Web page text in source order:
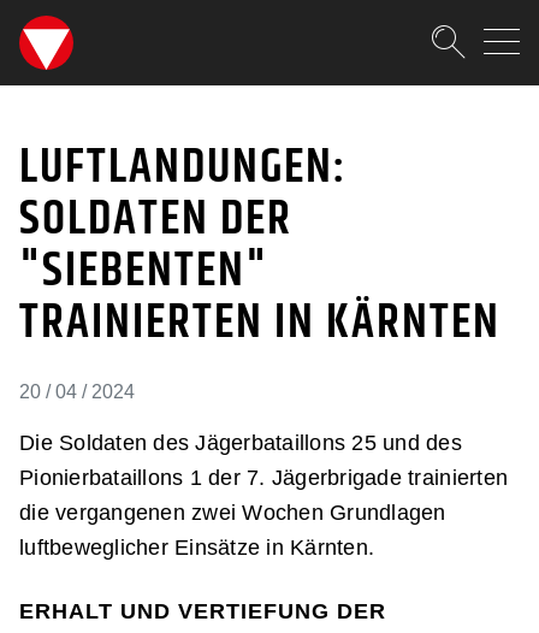
SKIPLINKS
LUFTLANDUNGEN:
LUFTLANDUNGEN:
SOLDATEN DER
"SIEBENTEN"
TRAINIERTEN IN KÄRNTEN
20 / 04 / 2024
Die Soldaten des Jägerbataillons 25 und des
Pionierbataillons 1 der 7. Jägerbrigade trainierten
die vergangenen zwei Wochen Grundlagen
luftbeweglicher Einsätze in Kärnten.
ERHALT UND VERTIEFUNG DER